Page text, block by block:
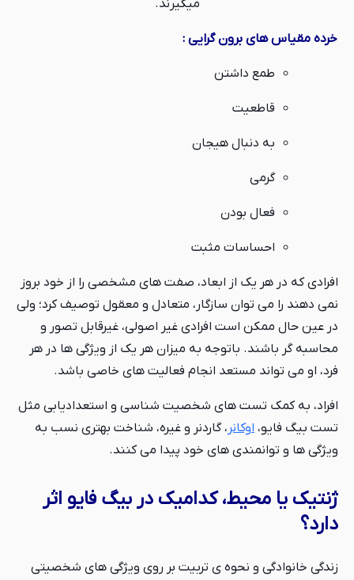
میگیرند.
خرده مقیاس های برون گرایی :
طمع داشتن
قاطعیت
به دنبال هیجان
گرمی
فعال بودن
احساسات مثبت
افرادی که در هر یک از ابعاد، صفت های مشخصی را از خود بروز
نمی دهند را می توان سازگار، متعادل و معقول توصیف کرد؛ ولی
در عین حال ممکن است افرادی غیر اصولی، غیرقابل تصور و
محاسبه گر باشند. باتوجه به میزان هر یک از ویژگی ها در هر
فرد، او می تواند مستعد انجام فعالیت های خاصی باشد.
افراد، به کمک تست های شخصیت شناسی و استعدادیابی مثل
تست بیگ فایو، اوکانر ، گاردنر و غیره، شناخت بهتری نسب به
ویژگی ها و توانمندی های خود پیدا می کنند.
ژنتیک یا محیط، کدامیک در بیگ فایو اثر
دارد؟
زندگی خانوادگی و نحوه ی تربیت بر روی ویژگی های شخصیتی